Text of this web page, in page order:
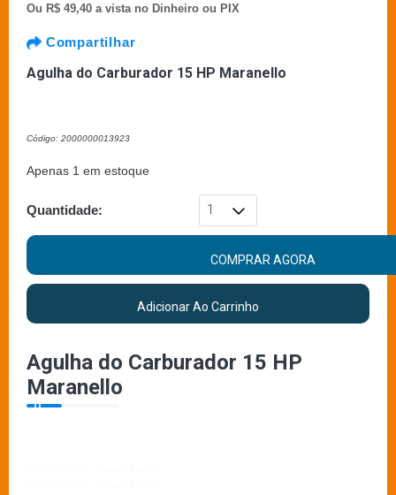
Ou R$ 49,40 a vista no Dinheiro ou PIX
Compartilhar
Agulha do Carburador 15 HP Maranello
Código: 2000000013923
Apenas 1 em estoque
Quantidade:
COMPRAR AGORA
Adicionar Ao Carrinho
Agulha do Carburador 15 HP
Maranello